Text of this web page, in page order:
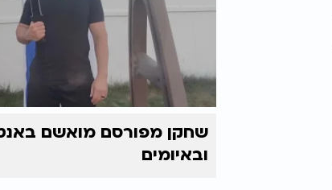
שחקן מפורסם מואשם
ובאיומים